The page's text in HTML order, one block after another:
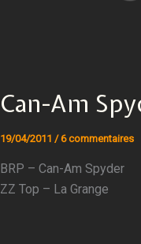
Can-Am
19/04/2011 /6 commentaires
BRP – Can-Am Spyder
ZZ Top – La Grange